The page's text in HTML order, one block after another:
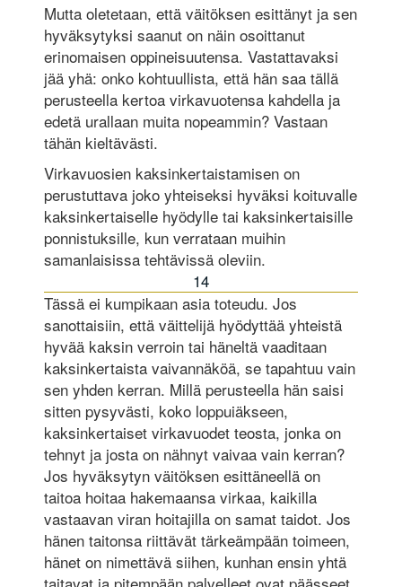
Mutta oletetaan, että väitöksen esittänyt ja sen
hyväksytyksi saanut on näin osoittanut
erinomaisen oppineisuutensa. Vastattavaksi
jää yhä: onko kohtuullista, että hän saa tällä
perusteella kertoa virkavuotensa kahdella ja
edetä urallaan muita nopeammin? Vastaan
tähän kieltävästi.
Virkavuosien kaksinkertaistamisen on
perustuttava joko yhteiseksi hyväksi koituvalle
kaksinkertaiselle hyödylle tai kaksinkertaisille
ponnistuksille, kun verrataan muihin
samanlaisissa tehtävissä oleviin.
14
Tässä ei kumpikaan asia toteudu. Jos
sanottaisiin, että väittelijä hyödyttää yhteistä
hyvää kaksin verroin tai häneltä vaaditaan
kaksinkertaista vaivannäköä, se tapahtuu vain
sen yhden kerran. Millä perusteella hän saisi
sitten pysyvästi, koko loppuiäkseen,
kaksinkertaiset virkavuodet teosta, jonka on
tehnyt ja josta on nähnyt vaivaa vain kerran?
Jos hyväksytyn väitöksen esittäneellä on
taitoa hoitaa hakemaansa virkaa, kaikilla
vastaavan viran hoitajilla on samat taidot. Jos
hänen taitonsa riittävät tärkeämpään toimeen,
hänet on nimettävä siihen, kunhan ensin yhtä
taitavat ja pitempään palvelleet ovat päässeet